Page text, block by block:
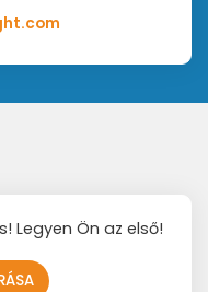
Legyen Ön az első!